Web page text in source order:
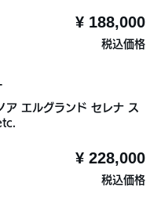
¥ 188,000
税込価格
ア エルグランド セレナ ス
¥ 228,000
税込価格